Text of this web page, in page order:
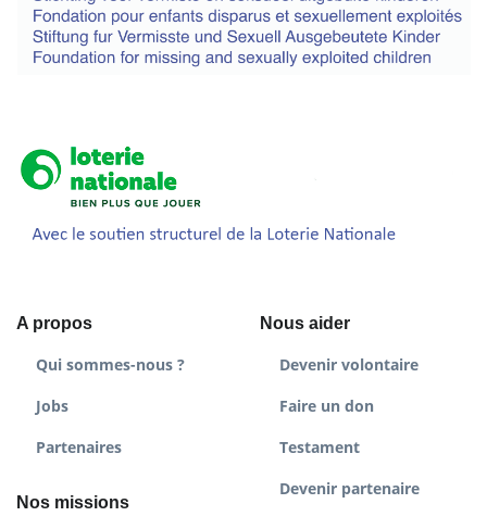
A propos
Qui sommes-nous ?
Jobs
Partenaires
Nos missions
Nous aider
Devenir volontaire
Faire un don
Testament
Devenir partenaire